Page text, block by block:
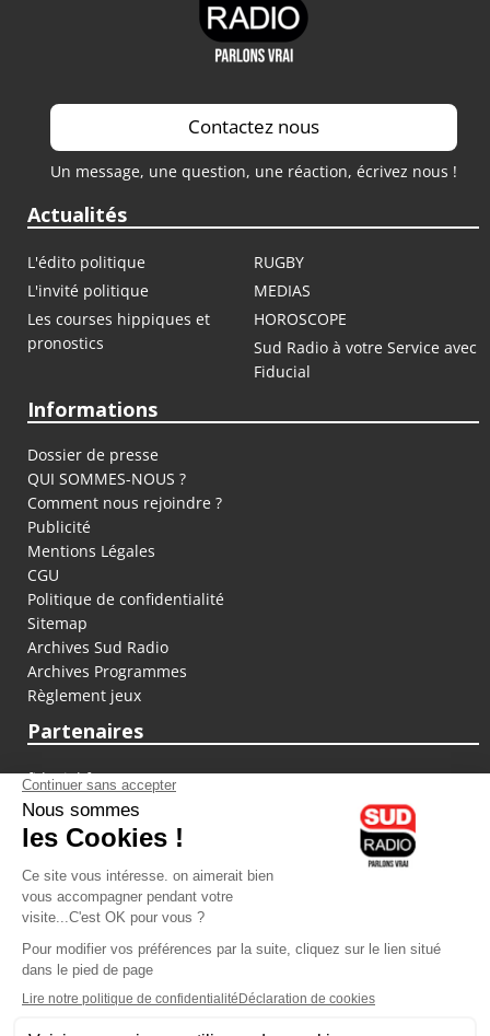
Contactez nous
Un message, une question, une réaction, écrivez nous !
Actualités
L'édito politique
RUGBY
L'invité politique
MEDIAS
Les courses hippiques et
pronostics
HOROSCOPE
Sud Radio à votre Service avec
Fiducial
Informations
Dossier de presse
QUI SOMMES-NOUS ?
Comment nous rejoindre ?
Publicité
Mentions Légales
CGU
Politique de confidentialité
Sitemap
Archives Sud Radio
Archives Programmes
Règlement jeux
Partenaires
fiducial.fr
lyoncapitale.fr
olympique-et-lyonnais.com
L'application Iphone / Android
Téléchargez l'application
Les cookies